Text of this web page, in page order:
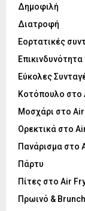
Δημοφιλή
Διατροφή
Εορτατικές
Εύκολες
Κοτόπουλο στο
Μοσχάρι στο
Ορεκτικά στο
Πανάρισμα στο
Πάρτυ
Πίτες στο Air
Πρωινό & Brunch